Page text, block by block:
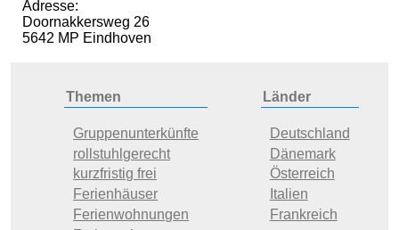
Adresse:
Doornakkersweg 26
5642 MP Eindhoven
Themen
Gruppenunterkünfte
rollstuhlgerecht
kurzfristig frei
Ferienhäuser
Ferienwohnungen
Länder
Deutschland
Dänemark
Österreich
Italien
Frankreich